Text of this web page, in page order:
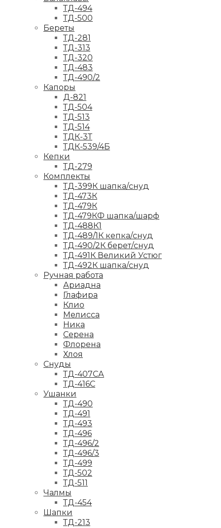
ТД-494
ТД-500
Береты
ТД-281
ТД-313
ТД-320
ТД-483
ТД-490/2
Капоры
Д-821
ТД-504
ТД-513
ТД-514
ТДК-3Т
ТДК-539/4Б
Кепки
ТД-279
Комплекты
ТД-399К шапка/снуд
ТД-473К
ТД-479К
ТД-479КФ шапка/шарф
ТД-488К1
ТД-489/1К кепка/снуд
ТД-490/2К берет/снуд
ТД-491К Великий Устюг
ТД-492К шапка/снуд
Ручная работа
Ариадна
Глафира
Клио
Мелисса
Ника
Серена
Флорена
Хлоя
Снуды
ТД-407СА
ТД-416С
Ушанки
ТД-490
ТД-491
ТД-493
ТД-496
ТД-496/2
ТД-496/3
ТД-499
ТД-502
ТД-511
Чалмы
ТД-454
Шапки
ТД-213